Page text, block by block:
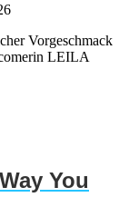
Vorgeschmack
LEILA
You